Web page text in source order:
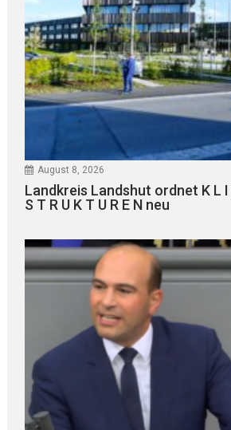
August 8, 2026
Landkreis Landshut ordnet K L I
S T R U K T U R E N neu